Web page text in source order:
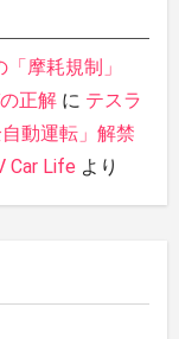
摩耗規制」
正解に テスラ
動運転」解禁
Car Life より